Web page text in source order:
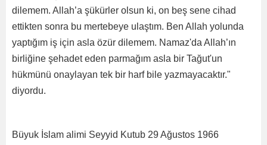
dilemem. Allah’a şükürler olsun ki, on beş sene cihad
ettikten sonra bu mertebeye ulaştım. Ben Allah yolunda
yaptığım iş için asla özür dilemem. Namaz'da Allah’ın
birliğine şehadet eden parmağım asla bir Tağut'un
hükmünü onaylayan tek bir harf bile yazmayacaktır."
diyordu.
Büyuk İslam alimi Seyyid Kutub 29 Ağustos 1966